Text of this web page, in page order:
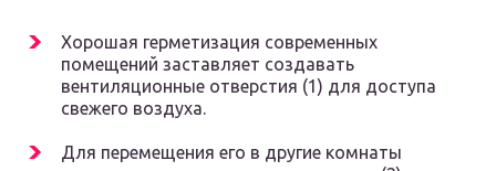
Хорошая герметизация современных
помещений заставляет создавать
вентиляционные отверстия (1) для доступа
свежего воздуха.
Для перемещения его в другие комнаты